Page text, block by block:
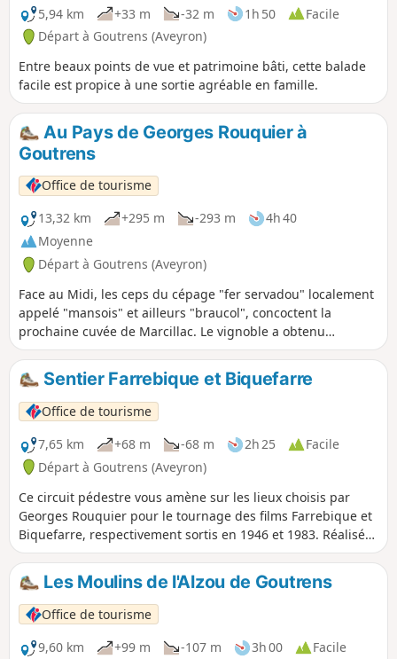
5,94 km +33 m -32 m 1h 50
Facile
Départ à Goutrens (Aveyron)
Entre beaux points de vue et patrimoine bâti, cette balade
facile est propice à une sortie agréable en famille.
Au Pays de Georges Rouquier à
Goutrens
Office de tourisme
13,32 km
+295 m -293 m
4h 40
Moyenne
Départ à Goutrens (Aveyron)
Face au Midi, les ceps du cépage "fer servadou" localement
appelé "mansois" et ailleurs "braucol", concoctent la
prochaine cuvée de Marcillac. Le vignoble a obtenu
l'Appellation d'origine contrôlée en 1990.
Sentier Farrebique et Biquefarre
Office de tourisme
7,65 km
+68 m -68 m 2h 25
Facile
Départ à Goutrens (Aveyron)
Ce circuit pédestre vous amène sur les lieux choisis par
Georges Rouquier pour le tournage des films Farrebique et
Biquefarre, respectivement sortis en 1946 et 1983. Réalisés
à trente-huit ans d’intervalle, ces deux films ont été tournés
au même endroit et avec les mêmes personnages, non
professionnels, jouant leur propre rôle. Farrebique, tourné
de novembre 1943 à novembre 1945 et Biquefarre, de
l’automne 1982 et mai 1983, retracent la vie quotidienne de
la famille de Georges Rouquier, installée sur la commune de
Les Moulins de l'Alzou de Goutrens
Office de tourisme
9,60 km
+99 m -107 m 3h 00
Facile